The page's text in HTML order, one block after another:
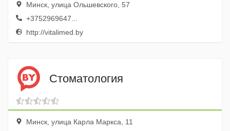
Минск, улица Ольшевского, 57
+3752969647...
http://vitalimed.by
Стоматология
Минск, улица Карла Маркса, 11